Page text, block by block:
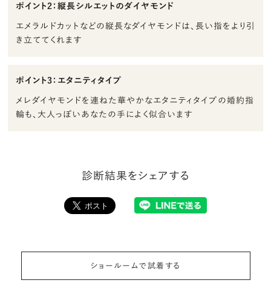
ポイント2：縦長シルエットのダイヤモンド
エメラルドカットなどの縦長なダイヤモンドは、長い指をより引
き立ててくれます
ポイント3：エタニティタイプ
メレダイヤモンドを連ねた華やかなエタニティタイプの婚約指
輪も、大人っぽいあなたの手によく似合います
診断結果をシェアする
ショールームで試着する